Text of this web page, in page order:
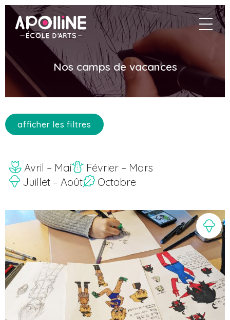
Aller
contenu
principal
Apolline
Nos camps de vacances
afficher les filtres
Avril – Mai
Février – Mars
Juillet – Août
Octobre
été